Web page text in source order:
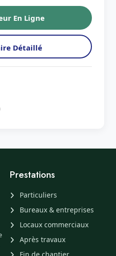
En Ligne
Détaillé
Prestations
Particuliers
Bureaux & entreprises
Locaux commerciaux
Après travaux